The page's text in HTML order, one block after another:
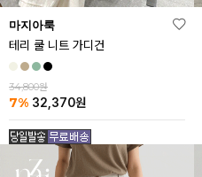
마지아룩
테리 쿨 니트 가디건
34,800원
7% 32,370원